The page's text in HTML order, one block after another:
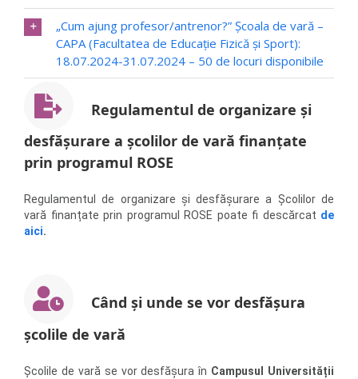
„Cum ajung profesor/antrenor?” Şcoala de vară –
CAPA (Facultatea de Educație Fizică şi Sport):
18.07.2024-31.07.2024 – 50 de locuri disponibile
Regulamentul de organizare și
desfășurare a școlilor de vară finanțate
prin programul ROSE
Regulamentul de organizare și desfășurare a Școlilor de
vară finanțate prin programul ROSE poate fi descărcat de
aici.
Când și unde se vor desfășura
școlile de vară
Școlile de vară se vor desfășura în Campusul Universității